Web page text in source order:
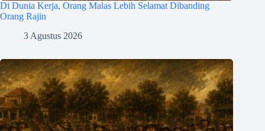
Di Dunia Kerja, Orang Malas Lebih Selamat Dibanding
Orang Rajin
3 Agustus 2026